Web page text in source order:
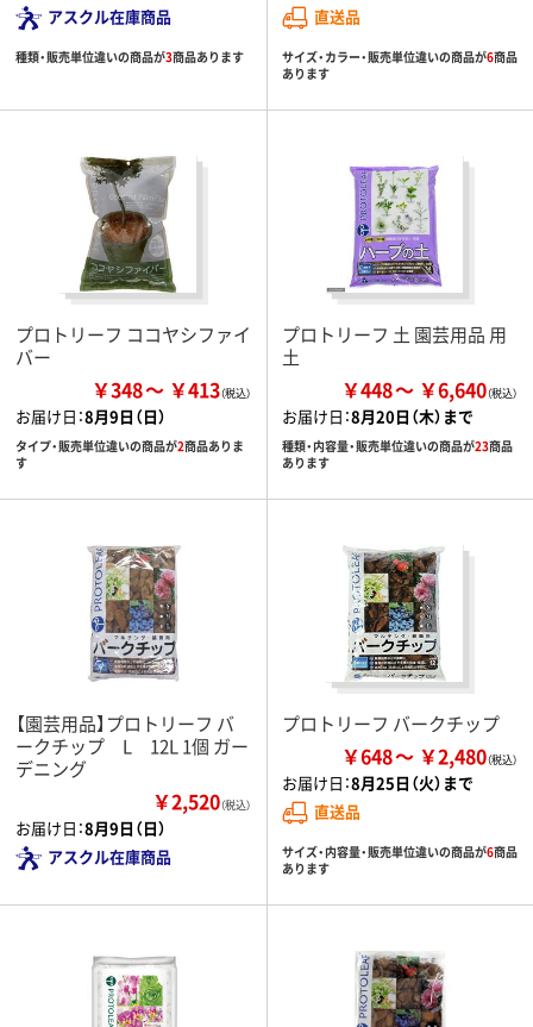
アスクル在庫商品
種類・販売単位違いの商品が3商品あります
直送品
サイズ・カラー・販売単位違いの商品が6商品
あります
プロトリーフ ココヤシファイ
バー
￥348 ￥413
お届け日：8月9日（日）
タイプ・販売単位違いの商品が2商品ありま
す
プロトリーフ 土 園芸用品 用
土
￥448 ￥6,640
お届け日：8月20日（木）まで
種類・内容量・販売単位違いの商品が23商品
あります
【園芸用品】プロトリーフ バ
ークチップ L 12L 1個 ガー
デニング
￥2,520（税込）
お届け日：8月9日（日）
アスクル在庫商品
プロトリーフ バークチップ
￥648 ￥2,480
お届け日：8月25日（火）まで
直送品
サイズ・内容量・販売単位違いの商品が6商品
あります